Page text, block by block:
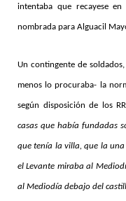
intentaba que recayese
nombrada para Alguacil
Un contingente de
menos lo procuraba- la
según disposición de los
casas que había fundadas
que tenía la villa, que la
el Levante miraba al
al Mediodía debajo del